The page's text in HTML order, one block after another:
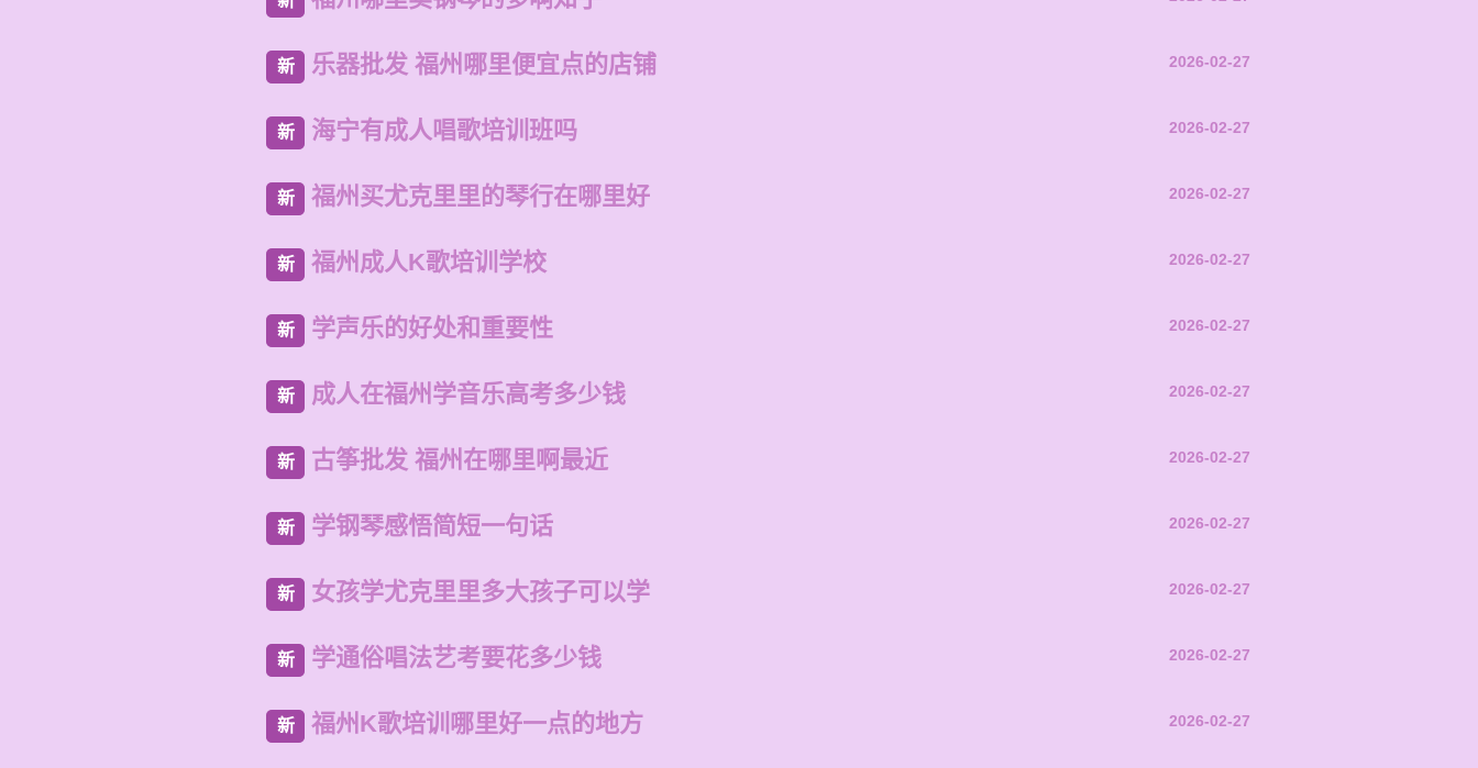
新 乐器批发 福州哪里便宜点的店铺 2026-02-27
新 海宁有成人唱歌培训班吗 2026-02-27
新 福州买尤克里里的琴行在哪里好 2026-02-27
新 福州成人K歌培训学校 2026-02-27
新 学声乐的好处和重要性 2026-02-27
新 成人在福州学音乐高考多少钱 2026-02-27
新 古筝批发 福州在哪里啊最近 2026-02-27
新 学钢琴感悟简短一句话 2026-02-27
新 女孩学尤克里里多大孩子可以学 2026-02-27
新 学通俗唱法艺考要花多少钱 2026-02-27
新 福州K歌培训哪里好一点的地方 2026-02-27